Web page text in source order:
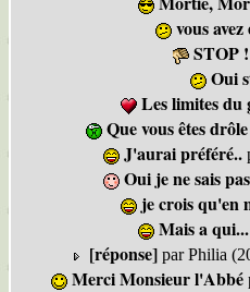
vous
STOP !
Oui
Les limites du
Que vous êtes drôle
J'aurai préféré..
Oui je ne sais
je crois qu'en
Mais a qui...
[réponse] par Philia
Merci Monsieur l'Abbé